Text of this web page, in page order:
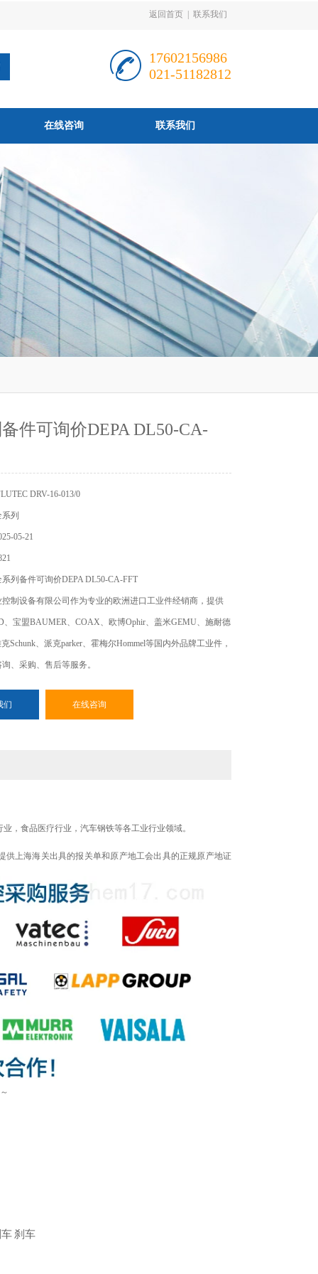
返回首页 联系我们
17602156986
021-51182812
在线咨询 联系我们
件可询价DEPA DL50-CA-
DRV-16-013/0
列
05-21
列备件可询价DEPA DL50-CA-FFT
制设备有限公司作为专业的欧洲进口工业件经销商，提供
、宝盟BAUMER、COAX、欧博Ophir、盖米GEMU、施耐德
克Schunk、派克parker、霍梅尔Hommel等国内外品牌工业件，
、采购、售后等服务。
们 在线咨询
，食品医疗行业，汽车钢铁等各工业行业领域。
供上海海关出具的报关单和原产地工会出具的正规原产地证
刹车